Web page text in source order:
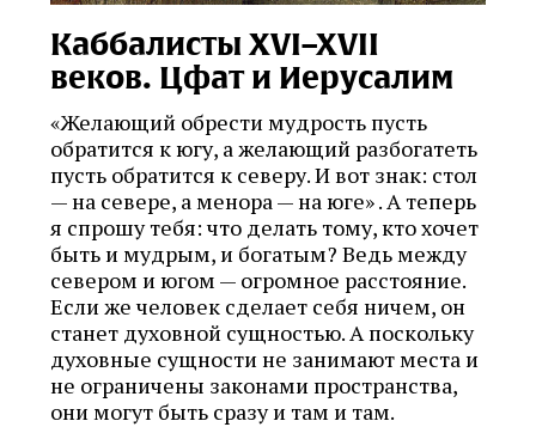
Каббалисты XVI–XVII
веков. Цфат и Иерусалим
«Желающий обрести мудрость пусть
обратится к югу, а желающий разбогатеть
пусть обратится к северу. И вот знак: стол
— на севере, а менора — на юге» . А теперь
я спрошу тебя: что делать тому, кто хочет
быть и мудрым, и богатым? Ведь между
севером и югом — огромное расстояние.
Если же человек сделает себя ничем, он
станет духовной сущностью. А поскольку
духовные сущности не занимают места и
не ограничены законами пространства,
они могут быть сразу и там и там.